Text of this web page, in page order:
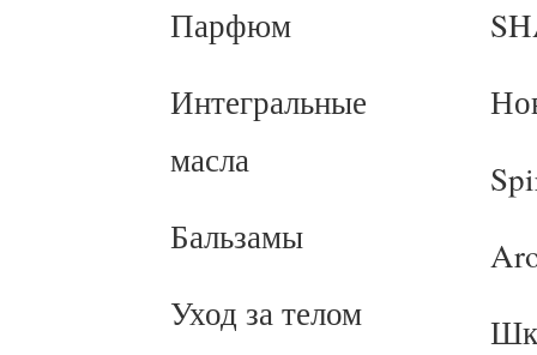
Парфюм
Интегральные
масла
Бальзамы
Уход за телом